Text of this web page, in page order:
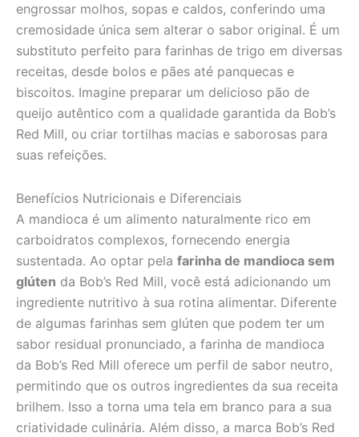
engrossar molhos, sopas e caldos, conferindo uma
cremosidade única sem alterar o sabor original. É um
substituto perfeito para farinhas de trigo em diversas
receitas, desde bolos e pães até panquecas e
biscoitos. Imagine preparar um delicioso pão de
queijo autêntico com a qualidade garantida da Bob’s
Red Mill, ou criar tortilhas macias e saborosas para
suas refeições.
Benefícios Nutricionais e Diferenciais
A mandioca é um alimento naturalmente rico em
carboidratos complexos, fornecendo energia
sustentada. Ao optar pela farinha de mandioca sem
glúten da Bob’s Red Mill, você está adicionando um
ingrediente nutritivo à sua rotina alimentar. Diferente
de algumas farinhas sem glúten que podem ter um
sabor residual pronunciado, a farinha de mandioca
da Bob’s Red Mill oferece um perfil de sabor neutro,
permitindo que os outros ingredientes da sua receita
brilhem. Isso a torna uma tela em branco para a sua
criatividade culinária. Além disso, a marca Bob’s Red